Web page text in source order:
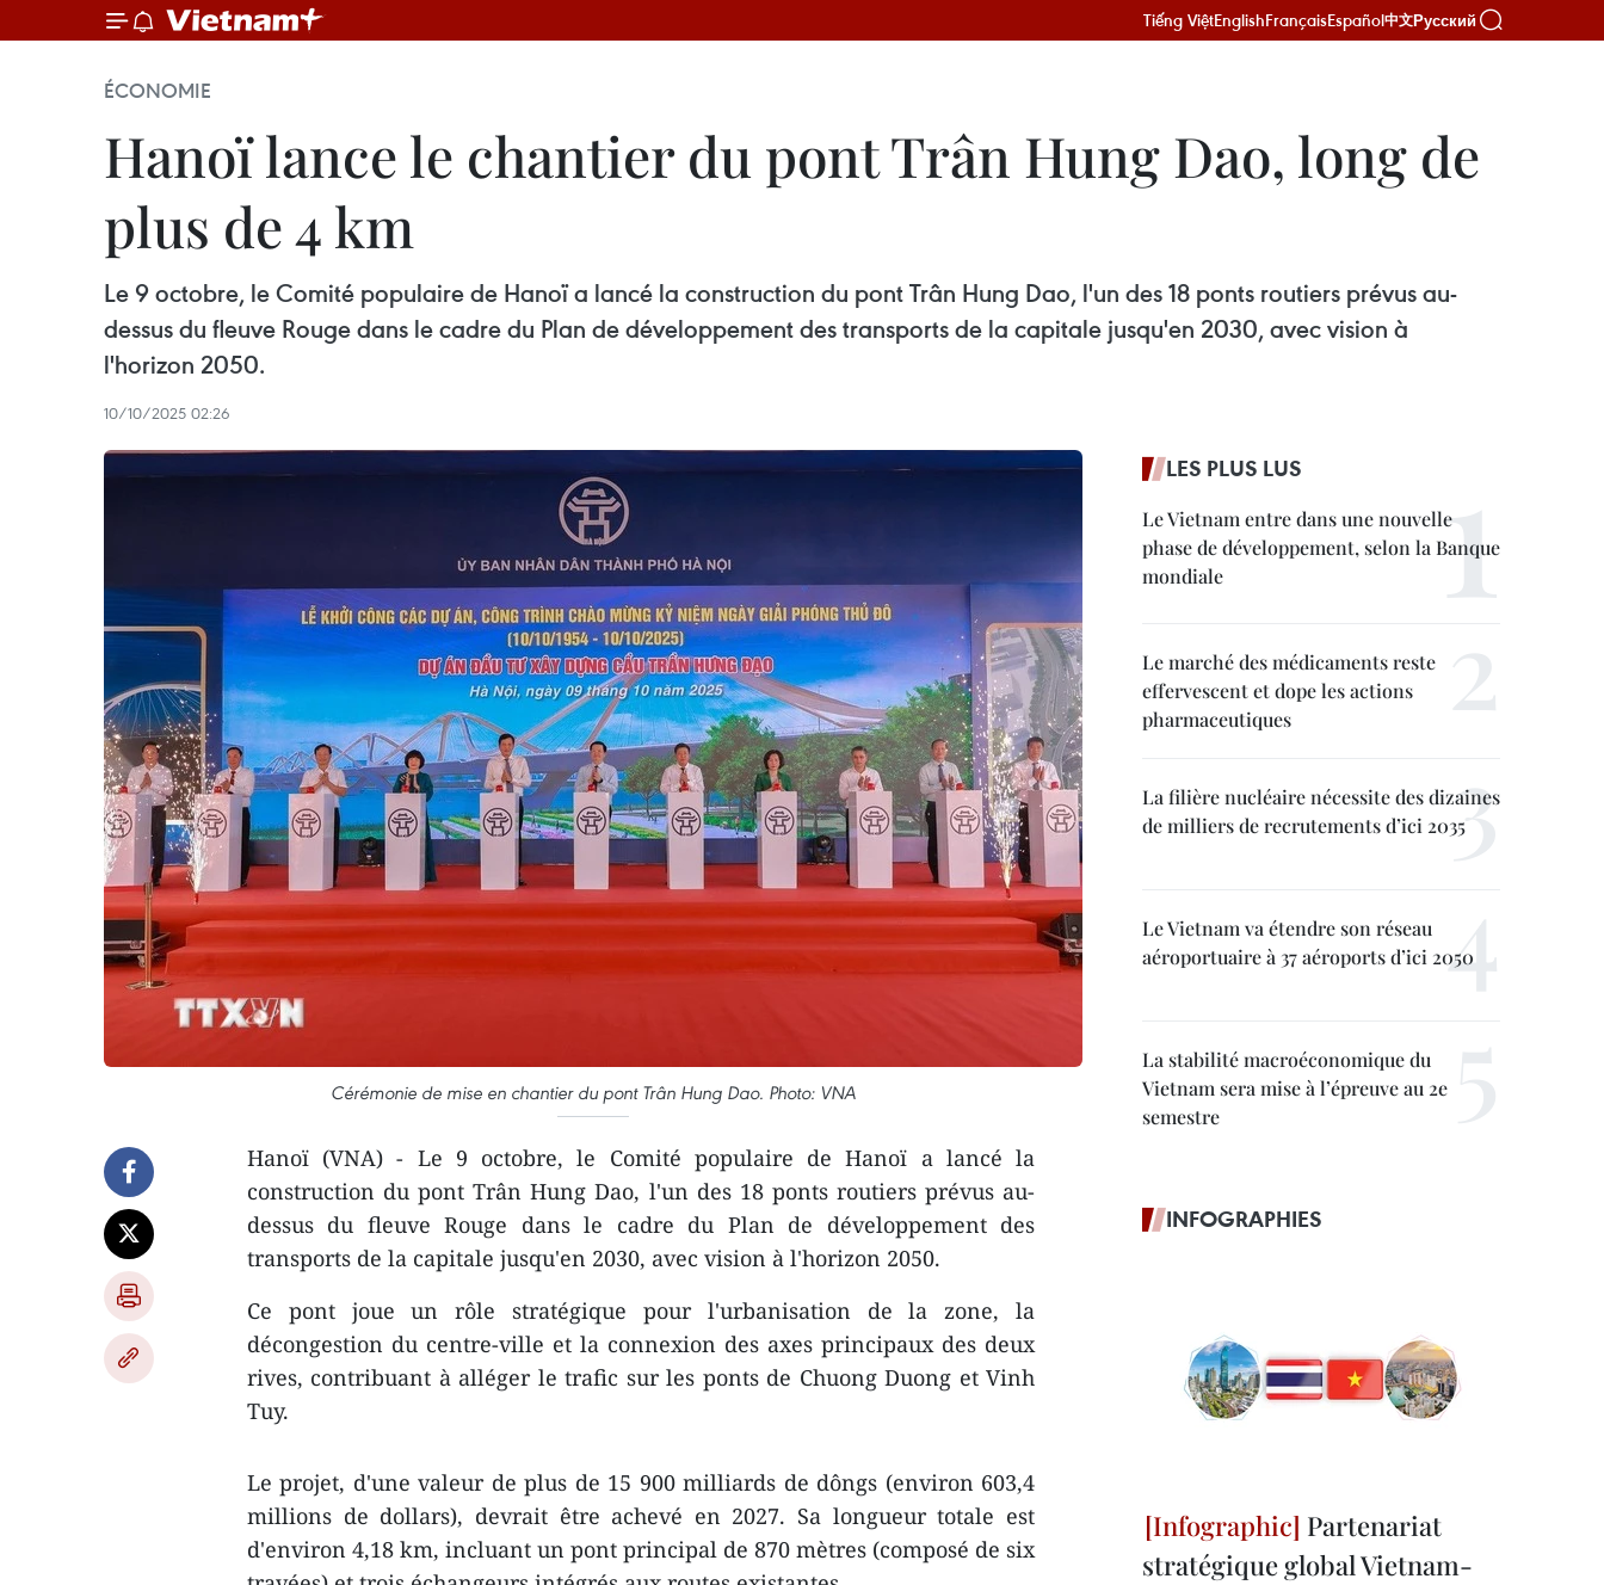
Tiếng ViệtEnglishFrançaisEspañol中文Русский
ÉCONOMIE
Hanoï lance le chantier du pont Trân Hung Dao, long de
plus de 4 km
Le 9 octobre, le Comité populaire de Hanoï a lancé la construction du pont Trân Hung Dao, l'un des 18 ponts routiers prévus au-
dessus du fleuve Rouge dans le cadre du Plan de développement des transports de la capitale jusqu'en 2030, avec vision à
l'horizon 2050.
10/10/2025 02:26
Cérémonie de mise en chantier du pont Trân Hung Dao. Photo: VNA
Hanoï (VNA) - Le 9 octobre, le Comité populaire de Hanoï a lancé la
construction du pont Trân Hung Dao, l'un des 18 ponts routiers prévus au-
dessus du fleuve Rouge dans le cadre du Plan de développement des
transports de la capitale jusqu'en 2030, avec vision à l'horizon 2050.
Ce pont joue un rôle stratégique pour l'urbanisation de la zone, la
décongestion du centre-ville et la connexion des axes principaux des deux
rives, contribuant à alléger le trafic sur les ponts de Chuong Duong et Vinh
Tuy.
Le projet, d'une valeur de plus de 15 900 milliards de dôngs (environ 603,4
millions de dollars), devrait être achevé en 2027. Sa longueur totale est
d'environ 4,18 km, incluant un pont principal de 870 mètres (composé de six
LES PLUS LUS
Le Vietnam entre dans une nouvelle
phase de développement, selon la Banque
mondiale
Le marché des médicaments reste
effervescent et dope les actions
pharmaceutiques
La filière nucléaire nécessite des dizaines
de milliers de recrutements d’ici 2035
Le Vietnam va étendre son réseau
aéroportuaire à 37 aéroports d’ici 2050
La stabilité macroéconomique du
Vietnam sera mise à l’épreuve au 2e
semestre
INFOGRAPHIES
Partenariat
stratégique global Vietnam-